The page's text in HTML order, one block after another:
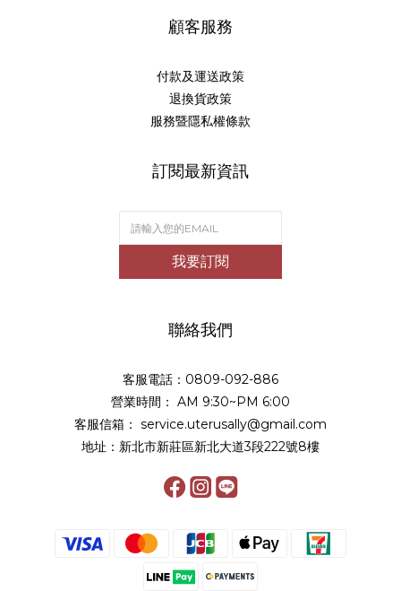
顧客服務
付款及運送政策
退換貨政策
服務暨隱私權條款
訂閱最新資訊
我要訂閱
聯絡我們
客服電話：0809-092-886
營業時間： AM 9:30~PM 6:00
客服信箱： service.uterusally@gmail.com
地址：新北市新莊區新北大道3段222號8樓